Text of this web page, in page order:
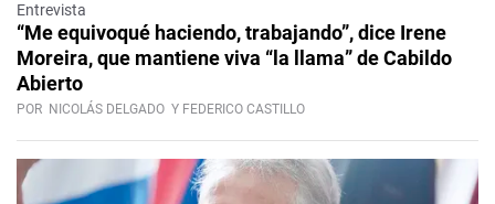
Entrevista
“Me equivoqué haciendo, trabajando”, dice Irene
Moreira, que mantiene viva “la llama” de Cabildo
Abierto
POR NICOLÁS DELGADO Y FEDERICO CASTILLO